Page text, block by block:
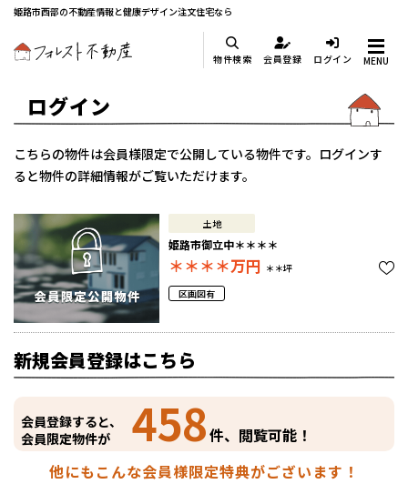
姫路市西部の不動産情報と健康デザイン注文住宅なら
物件検索 会員登録 ログイン MENU
ログイン
こちらの物件は会員様限定で公開している物件です。ログインす
ると物件の詳細情報がご覧いただけます。
土地
姫路市御立中＊＊＊＊
＊＊＊＊万円 ＊＊坪
区画図有
新規会員登録はこちら
会員登録すると、
会員限定物件が
458件、閲覧可能！
他にもこんな会員様限定特典がございます！